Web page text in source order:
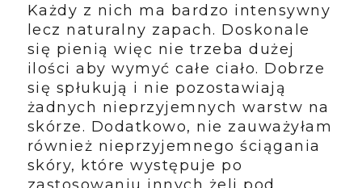
Każdy z nich ma bardzo intensywny
lecz naturalny zapach. Doskonale
się pienią więc nie trzeba dużej
ilości aby wymyć całe ciało. Dobrze
się spłukują i nie pozostawiają
żadnych nieprzyjemnych warstw na
skórze. Dodatkowo, nie zauważyłam
również nieprzyjemnego ściągania
skóry, które występuje po